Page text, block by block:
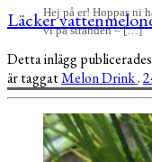
Hej på er! Hoppas ni
vi på stranden – […]
Läcker
Detta inlägg publicerades
är taggatMelonDrink.